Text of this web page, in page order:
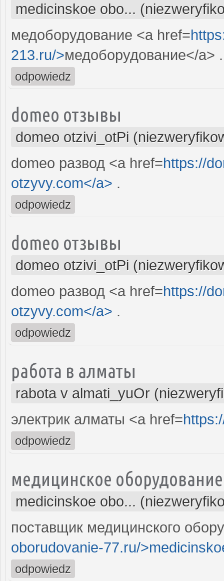
medicinskoe obo...
медоборудование <a href=
213.ru/>медоборудование</a> .
odpowiedz
domeo отзывы
domeo otzivi_otPi
domeo развод <a href=https://
otzyvy.com</a> .
odpowiedz
domeo отзывы
domeo otzivi_otPi
domeo развод <a href=https://
otzyvy.com</a> .
odpowiedz
работа в алматы
rabota v almati_yuOr
электрик алматы <a href=
odpowiedz
медицинское оборудование
medicinskoe obo...
поставщик медицинского
oborudovanie-77.ru/
odpowiedz